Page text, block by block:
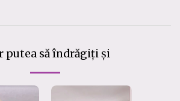
putea să îndrăgiți și